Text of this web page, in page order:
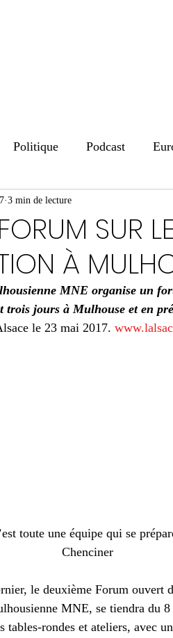
Politique Podcast
ESS
Archives Archives
musique
SUR
À
3 min de lecture
MNE organise un
jours à Mulhouse et en
le 23 mai 2017.
toute une équipe qui se
Chenciner
le deuxième Forum ouvert
MNE, se tiendra du
tables-rondes et ateliers, avec